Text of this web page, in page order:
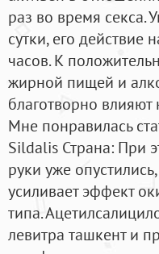
раз во время секса.
сутки, его действие
часов. К
жирной пищей и
благотворно
Мне понравилась
Sildalis Страна: При
руки уже
усиливает эффект
типа.
левитра ташкент и